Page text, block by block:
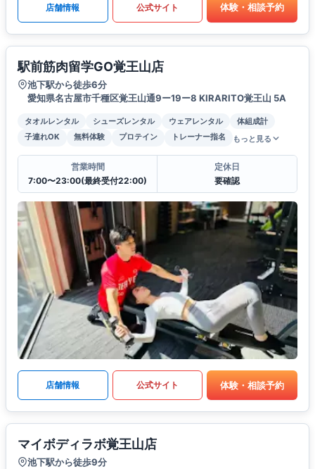
店舗情報 公式サイト 体験・相談予約
駅前筋肉留学GO覚王山店
池下駅から徒歩6分
愛知県名古屋市千種区覚王山通9ー19ー8 KIRARITO覚王山 5A
タオルレンタル シューズレンタル ウェアレンタル
体組成計
子連れOK
無料体験 プロテイン トレーナー指名 もっと見る
営業時間
7:00〜23:00(最終受付22:00)
定休日
要確認
店舗情報 公式サイト 体験・相談予約
マイボディラボ覚王山店
池下駅から徒歩9分